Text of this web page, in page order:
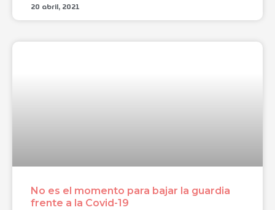
20 abril, 2021
No es el momento para bajar la guardia
frente a la Covid-19